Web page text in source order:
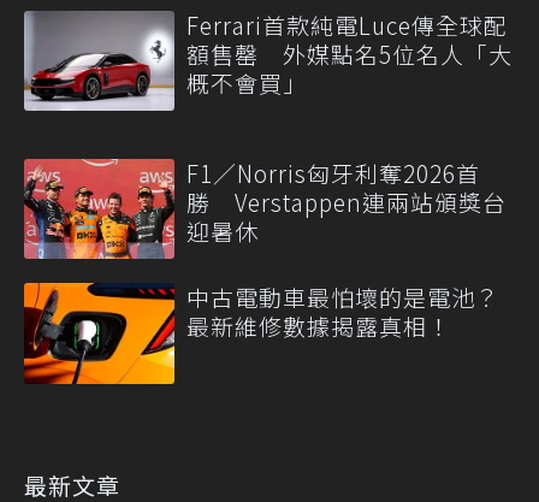
Ferrari首款純電Luce傳全球配
額售罄 外媒點名5位名人「大
概不會買」
F1／Norris匈牙利奪2026首
勝 Verstappen連兩站頒獎台
迎暑休
中古電動車最怕壞的是電池？
最新維修數據揭露真相！
最新文章